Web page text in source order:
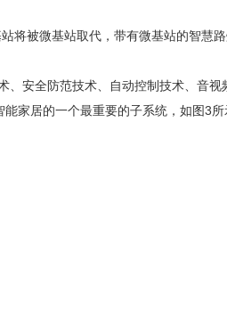
将被微基站取代，带有微基站的智慧
安全防范技术、自动控制技术、音
家居的一个最重要的子系统，如图3所